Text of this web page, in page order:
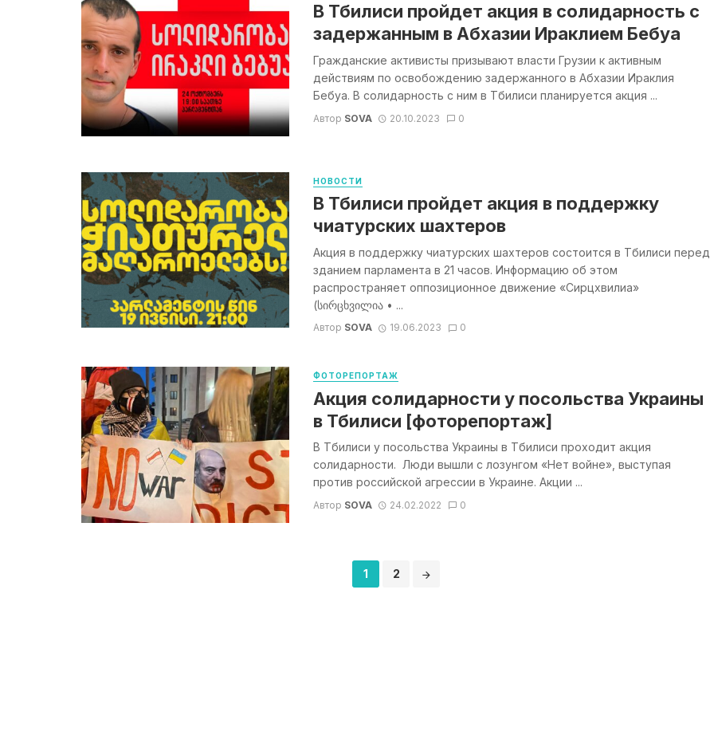
В Тбилиси пройдет акция в солидарность с
задержанным в Абхазии Ираклием Бебуа
Гражданские активисты призывают власти Грузии к активным
действиям по освобождению задержанного в Абхазии Ираклия
Бебуа. В солидарность с ним в Тбилиси планируется акция ...
Автор SOVA 20.10.2023 0
НОВОСТИ
В Тбилиси пройдет акция в поддержку
чиатурских шахтеров
Акция в поддержку чиатурских шахтеров состоится в Тбилиси перед
зданием парламента в 21 часов. Информацию об этом
распространяет оппозиционное движение «Сирцхвилиа»
(სირცხვილია • ...
Автор SOVA 19.06.2023 0
ФОТОРЕПОРТАЖ
Акция солидарности у посольства Украины
в Тбилиси [фоторепортаж]
В Тбилиси у посольства Украины в Тбилиси проходит акция
солидарности. Люди вышли с лозунгом «Нет войне», выступая
против российской агрессии в Украине. Акции ...
Автор SOVA 24.02.2022 0
1 2